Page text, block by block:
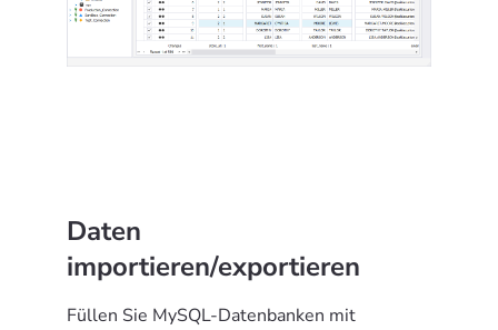
Daten
importieren/exportieren
Füllen Sie MySQL-Datenbanken mit